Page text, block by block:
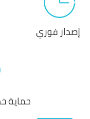
إصدار فوري
حماية